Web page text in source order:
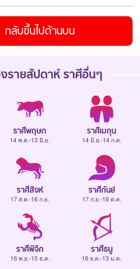
กลับขึ้นไปด้านบน
รายสัปดาห์ ราศีอื่นๆ
ราศีพฤษภ
14 พ.ค.-13 มิ.ย.
ราศีเมถุน
14 มิ.ย.-14 ก.ค.
ราศีสิงห์
17 ส.ค.-16 ก.ย.
ราศีกันย์
17 ก.ย.-16 ต.ค.
ราศีพิจิก
16 พ.ย.-15 ธ.ค.
ราศีธนู
16 ธ.ค.-13 ม.ค.